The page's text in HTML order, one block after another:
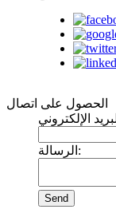
الحصول على اتصال
الرسالة: